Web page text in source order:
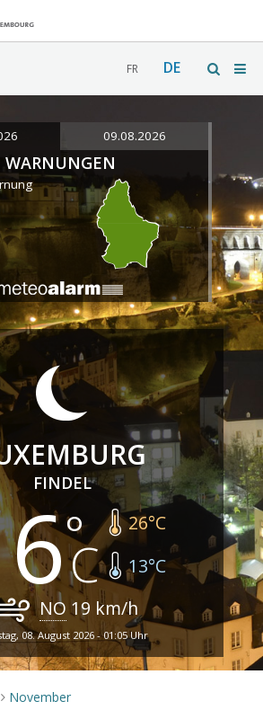
FR DE
09.08.2026
WARNUNGEN
FINDEL
26°C
13°C
NO 19 km/h
08. August 2026 - 01:05 Uhr
> November